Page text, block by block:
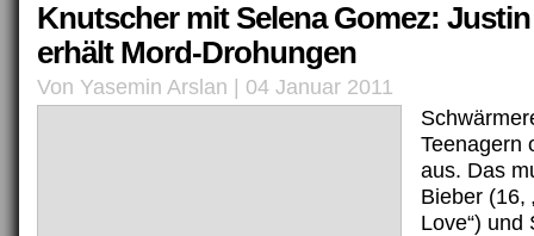
Knutscher mit Selena Gomez:
erhält Mord-Drohungen
Von Yasemin Arslan | 04 Januar 2011
Teenagern
aus. Das
Bieber (16,
Love“) und